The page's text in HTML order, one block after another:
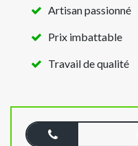
Artisan passionné
Prix imbattable
Travail de qualité